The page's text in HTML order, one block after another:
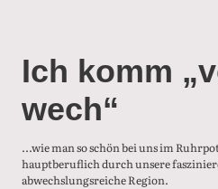
Ich komm
wech“
...wie man so schön bei uns im
hauptberuflich durch unsere
abwechslungsreiche Region.